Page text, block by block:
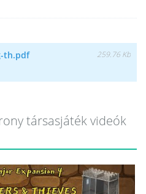
259.76 Kb
th.pdf
társasjáték videók